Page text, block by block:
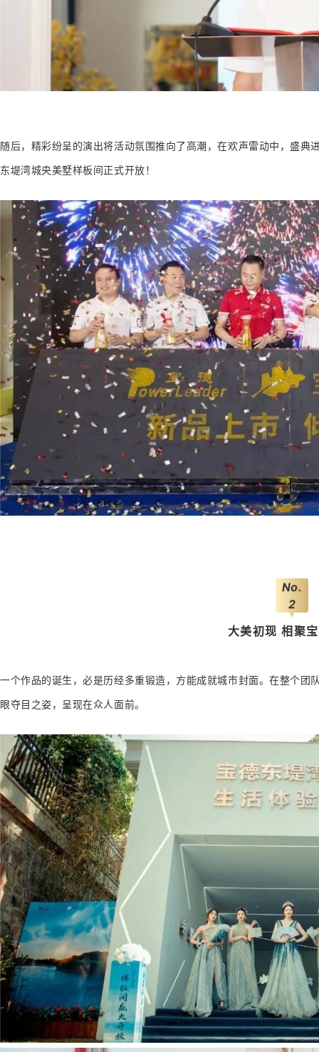
随后，精彩纷呈的演出将活动氛围推向了高潮，在欢声雷动中，盛
东堤湾城央美墅样板间正式开放！
No.
2
大美初现 相聚
一个作品的诞生，必是历经多重锻造，方能成就城市封面。在整个团
眼夺目之姿，呈现在众人面前。